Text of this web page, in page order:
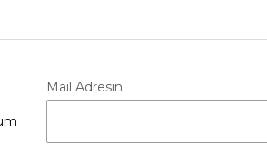
Mail Adresin